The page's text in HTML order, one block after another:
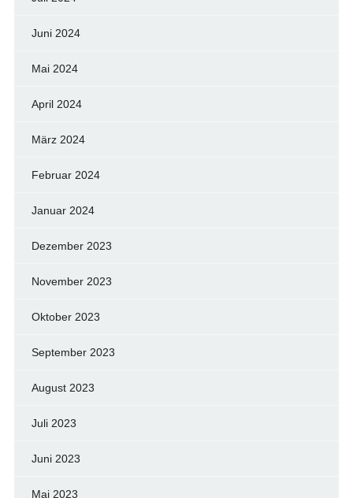
Juni 2024
Mai 2024
April 2024
März 2024
Februar 2024
Januar 2024
Dezember 2023
November 2023
Oktober 2023
September 2023
August 2023
Juli 2023
Juni 2023
Mai 2023